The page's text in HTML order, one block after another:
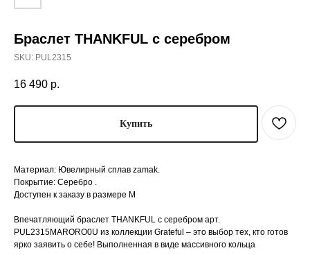
Браслет THANKFUL с серебром
SKU: PUL2315
16 490 р.
Купить
Материал: Ювелирный сплав zamak.
Покрытие: Серебро .
Доступен к заказу в размере М
Впечатляющий браслет THANKFUL с серебром арт.
PUL2315MARORO0U из коллекции Grateful – это выбор тех, кто готов
ярко заявить о себе! Выполненная в виде массивного кольца